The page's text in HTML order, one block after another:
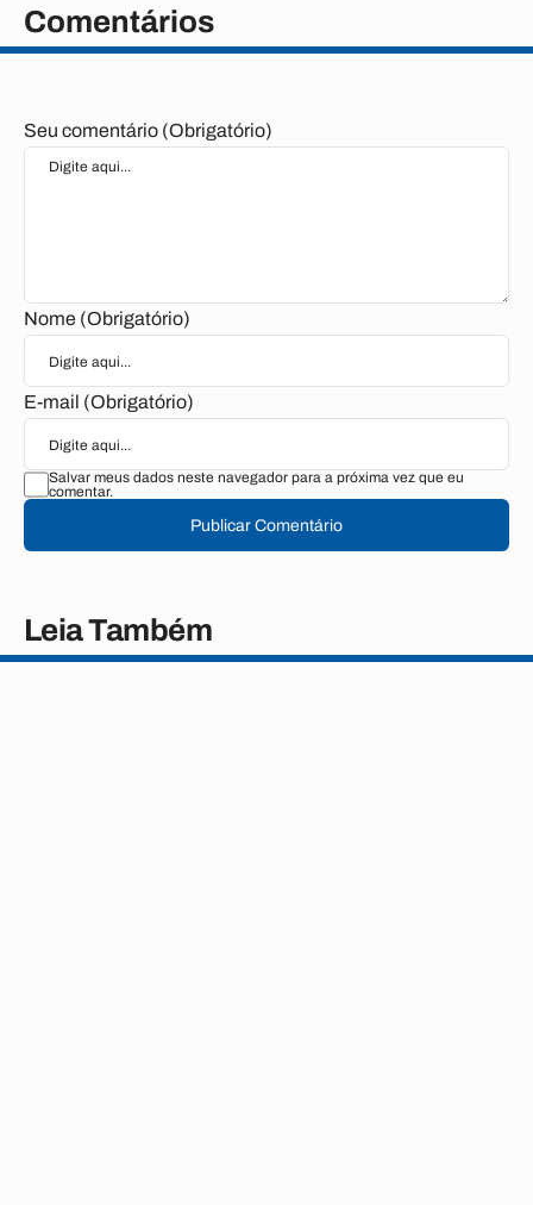
Comentários
Seu comentário (Obrigatório)
Nome (Obrigatório)
E-mail (Obrigatório)
Salvar meus dados neste navegador para a próxima vez que eu
comentar.
Publicar Comentário
Leia Também